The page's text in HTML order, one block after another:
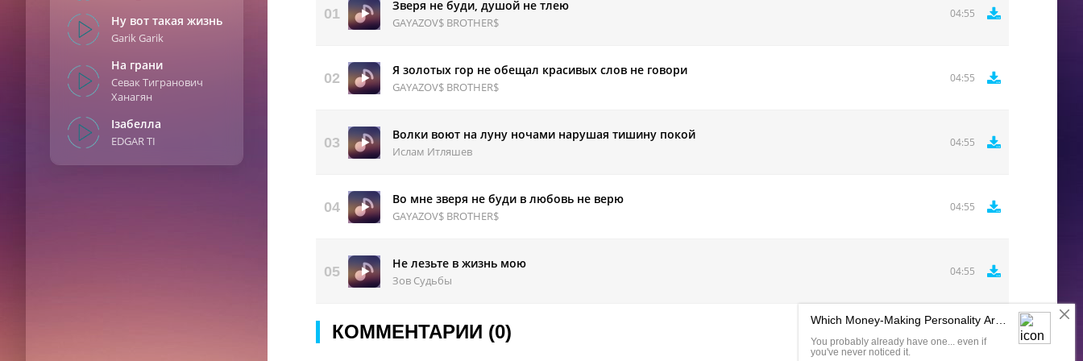
Ну вот такая жизнь
Garik Garik
На грани
Севак Тигранович
Ханагян
Ізабелла
EDGAR TI
Так скажите в глаза.
И она вам видна.
Мои двери открыты, заходи, если смел.
01
Зверя не буди, душой не тлею
GAYAZOV$ BROTHER$
04:55
02
Я золотых гор не обещал красивых слов не говори
GAYAZOV$ BROTHER$
04:55
03
Волки воют на луну ночами нарушая тишину покой
Ислам Итляшев
04:55
04
Во мне зверя не буди в любовь не верю
GAYAZOV$ BROTHER$
04:55
05
Не лезьте в жизнь мою
Зов Судьбы
04:55
КОММЕНТАРИИ (0) Комментировать